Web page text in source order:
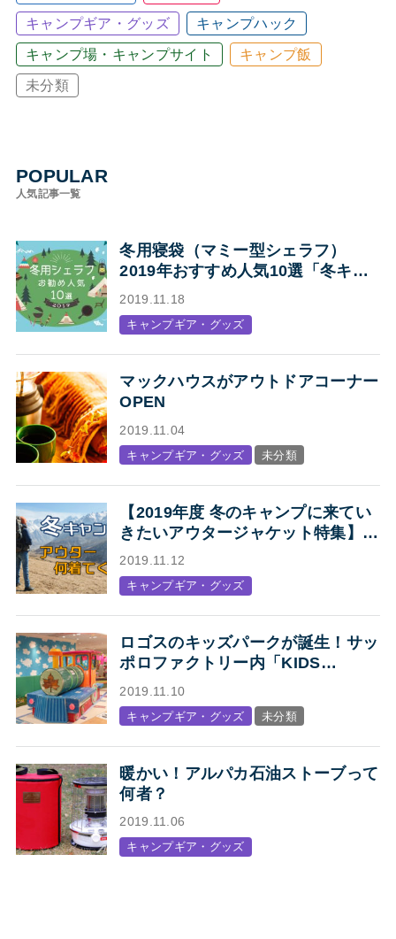
キャンプギア・グッズ キャンプハック
キャンプ場・キャンプサイト キャンプ飯
未分類
POPULAR
人気記事一覧
冬用寝袋（マミー型シェラフ）
2019年おすすめ人気10選「冬キャ
ンプの寝袋はマミー型シェラフで決
まり！」
2019.11.18
キャンプギア・グッズ
マックハウスがアウトドアコーナー
OPEN
2019.11.04
キャンプギア・グッズ 未分類
【2019年度 冬のキャンプに来てい
きたいアウタージャケット特集】キ
ャンプ・アウトドアにオススメの、
人気アウトドアブランド各社のジャ
ケットまとめ【Mens】
2019.11.12
キャンプギア・グッズ
ロゴスのキッズパークが誕生！サッ
ポロファクトリー内「KIDS
STATION produced by LOGOS」
オープン
2019.11.10
キャンプギア・グッズ 未分類
暖かい！アルパカ石油ストーブって
何者？
2019.11.06
キャンプギア・グッズ